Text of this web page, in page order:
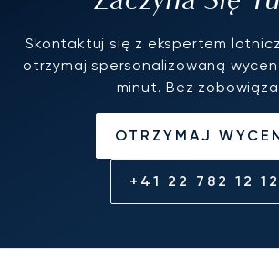
Skontaktuj się z ekspertem
otrzymaj spersonalizowaną
minut. Bez
OTRZYMAJ
+41 22 782 12 12